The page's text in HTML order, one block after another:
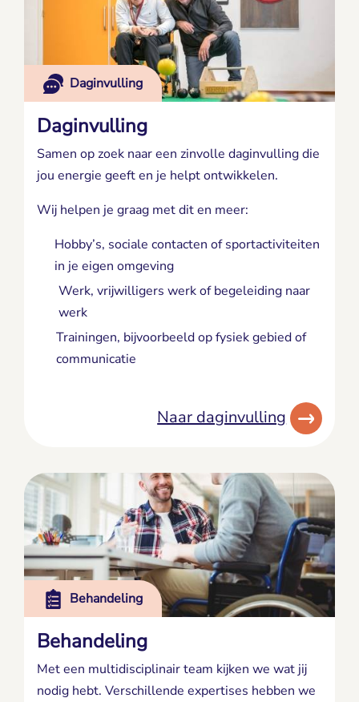
Daginvulling
Daginvulling
Samen op zoek naar een zinvolle daginvulling die
jou energie geeft en je helpt ontwikkelen.
Wij helpen je graag met dit en meer:
Hobby’s, sociale contacten of sportactiviteiten
in je eigen omgeving
Werk, vrijwilligers werk of begeleiding naar
werk
Trainingen, bijvoorbeeld op fysiek gebied of
communicatie
Naar daginvulling
Behandeling
Behandeling
Met een multidisciplinair team kijken we wat jij
nodig hebt. Verschillende expertises hebben we